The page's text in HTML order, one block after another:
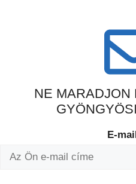
NE MARADJON
E-